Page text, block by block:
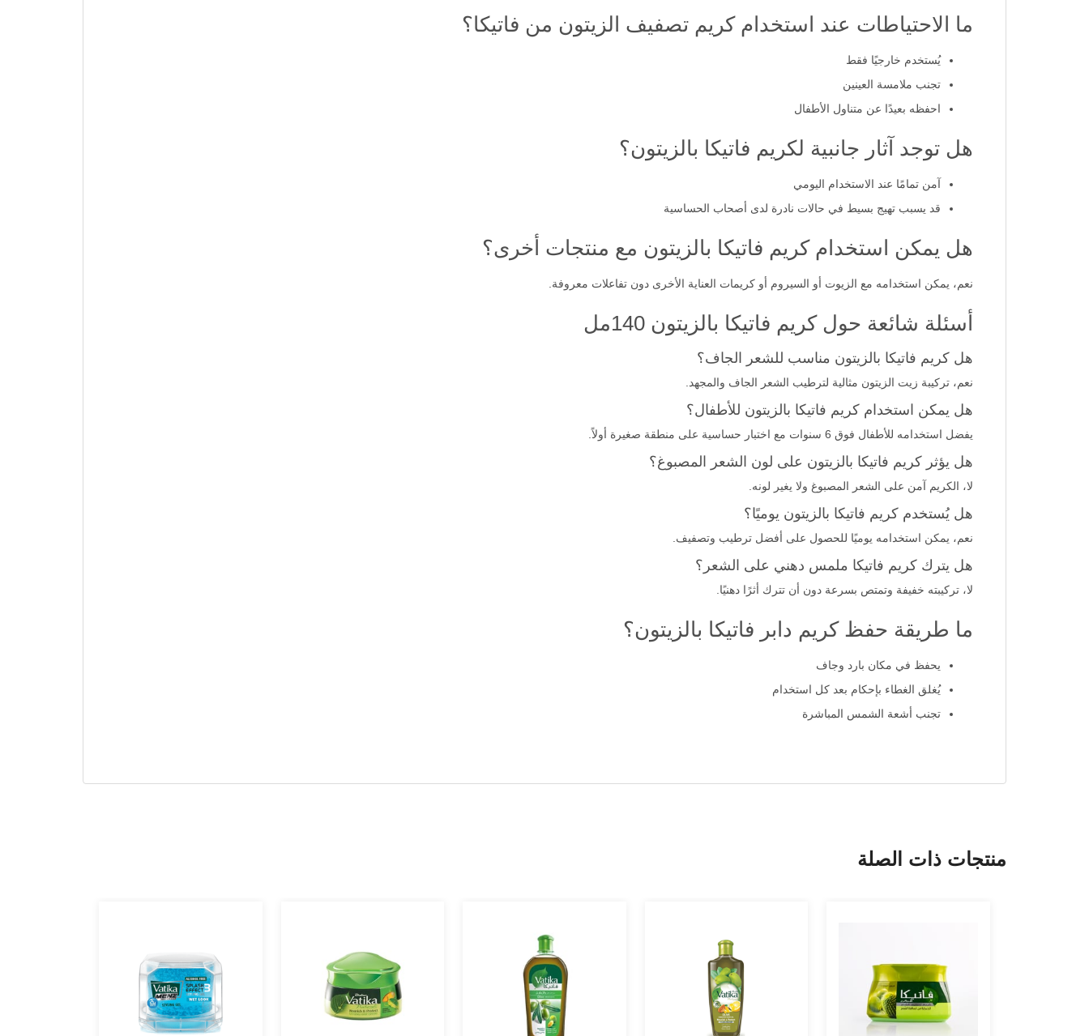
ما الاحتياطات عند استخدام كريم تصفيف الزيتون من فاتيكا؟
يُستخدم خارجيًا فقط
تجنب ملامسة العينين
احفظه بعيدًا عن متناول الأطفال
هل توجد آثار جانبية لكريم فاتيكا بالزيتون؟
آمن تمامًا عند الاستخدام اليومي
قد يسبب تهيج بسيط في حالات نادرة لدى أصحاب الحساسية
هل يمكن استخدام كريم فاتيكا بالزيتون مع منتجات أخرى؟
نعم، يمكن استخدامه مع الزيوت أو السيروم أو كريمات العناية الأخرى دون تفاعلات معروفة.
أسئلة شائعة حول كريم فاتيكا بالزيتون 140مل
هل كريم فاتيكا بالزيتون مناسب للشعر الجاف؟
نعم، تركيبة زيت الزيتون مثالية لترطيب الشعر الجاف والمجهد.
هل يمكن استخدام كريم فاتيكا بالزيتون للأطفال؟
يفضل استخدامه للأطفال فوق 6 سنوات مع اختبار حساسية على منطقة صغيرة أولاً.
هل يؤثر كريم فاتيكا بالزيتون على لون الشعر المصبوغ؟
لا، الكريم آمن على الشعر المصبوغ ولا يغير لونه.
هل يُستخدم كريم فاتيكا بالزيتون يوميًا؟
نعم، يمكن استخدامه يوميًا للحصول على أفضل ترطيب وتصفيف.
هل يترك كريم فاتيكا ملمس دهني على الشعر؟
لا، تركيبته خفيفة وتمتص بسرعة دون أن تترك أثرًا دهنيًا.
ما طريقة حفظ كريم دابر فاتيكا بالزيتون؟
يحفظ في مكان بارد وجاف
يُغلق الغطاء بإحكام بعد كل استخدام
تجنب أشعة الشمس المباشرة
منتجات ذات الصلة